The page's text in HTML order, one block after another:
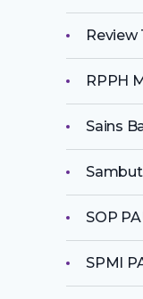
Review
RPPH
Sains
SOP
SPMI